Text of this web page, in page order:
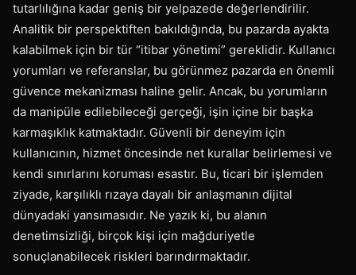
tutarlılığına kadar geniş bir yelpazede değerlendirilir.
Analitik bir perspektiften bakıldığında, bu pazarda ayakta
kalabilmek için bir tür “itibar yönetimi” gereklidir. Kullanıcı
yorumları ve referanslar, bu görünmez pazarda en önemli
güvence mekanizması haline gelir. Ancak, bu yorumların
da manipüle edilebileceği gerçeği, işin içine bir başka
karmaşıklık katmaktadır. Güvenli bir deneyim için
kullanıcının, hizmet öncesinde net kurallar belirlemesi ve
kendi sınırlarını koruması esastır. Bu, ticari bir işlemden
ziyade, karşılıklı rızaya dayalı bir anlaşmanın dijital
dünyadaki yansımasıdır. Ne yazık ki, bu alanın
denetimsizliği, birçok kişi için mağduriyetle
sonuçlanabilecek riskleri barındırmaktadır.